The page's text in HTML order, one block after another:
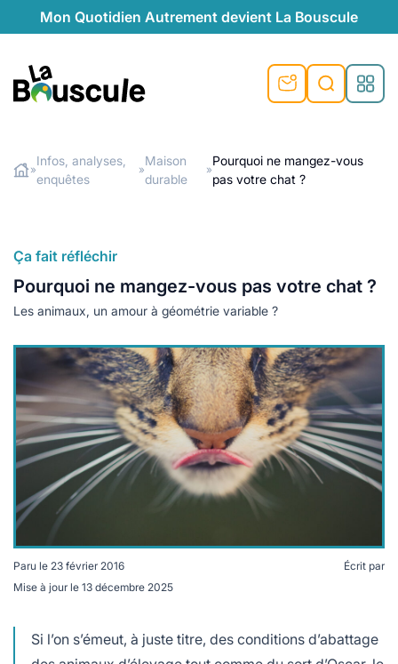
Mon Quotidien Autrement devient La Bouscule
au naturel
végétariennes
locales
plus de recyclage
durables
beauté naturelle
naturel
de recyclage
témoignages
saison
responsables
douce
Rechercher
»
Infos, analyses,
enquêtes
»
Maison
durable
»
Pourquoi ne mangez-vous
pas votre chat ?
Ça fait réfléchir
Pourquoi ne mangez-vous pas votre chat ?
Les animaux, un amour à géométrie variable ?
Paru le 23 février 2016
Mise à jour le 13 décembre 2025
Écrit par
Si l’on s’émeut, à juste titre, des conditions d’abattage